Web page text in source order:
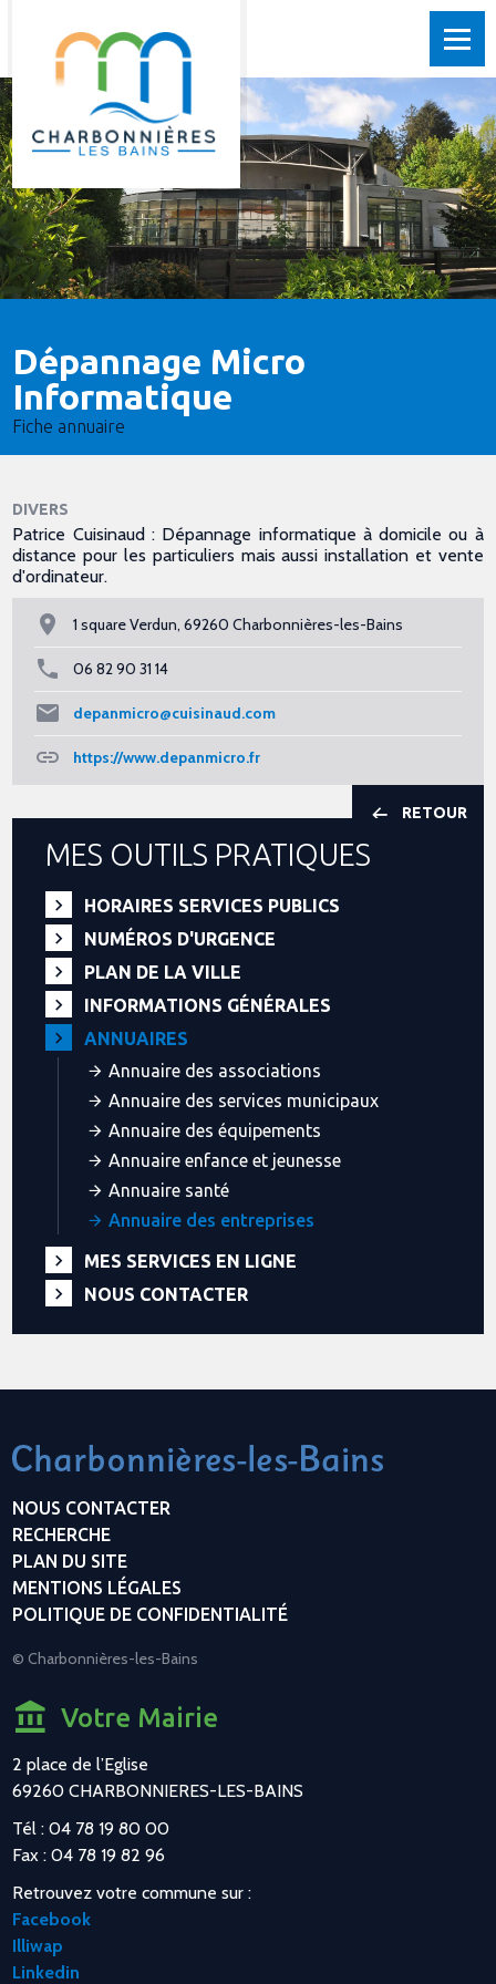
Dépannage Micro
Informatique
Fiche annuaire
DIVERS
Patrice Cuisinaud : Dépannage informatique à domicile ou à
distance pour les particuliers mais aussi installation et vente
d'ordinateur.
1 square Verdun, 69260 Charbonnières-les-Bains
06 82 90 31 14
depanmicro@cuisinaud.com
https://www.depanmicro.fr
RETOUR
MES OUTILS PRATIQUES
HORAIRES SERVICES PUBLICS
NUMÉROS D'URGENCE
PLAN DE LA VILLE
INFORMATIONS GÉNÉRALES
ANNUAIRES
Annuaire des associations
Annuaire des services municipaux
Annuaire des équipements
Annuaire enfance et jeunesse
Annuaire santé
Annuaire des entreprises
MES SERVICES EN LIGNE
NOUS CONTACTER
NOUS CONTACTER
RECHERCHE
PLAN DU SITE
MENTIONS LÉGALES
POLITIQUE DE CONFIDENTIALITÉ
© Charbonnières-les-Bains
Votre Mairie
2 place de l’Eglise
69260 CHARBONNIERES-LES-BAINS
Tél : 04 78 19 80 00
Fax : 04 78 19 82 96
Retrouvez votre commune sur :
Facebook
Illiwap
Linkedin